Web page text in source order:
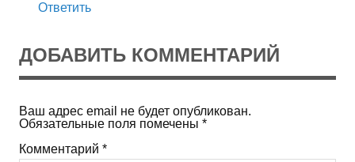
Ответить
ДОБАВИТЬ КОММЕНТАРИЙ
Ваш адрес email не будет опубликован.
Обязательные поля помечены *
Комментарий *